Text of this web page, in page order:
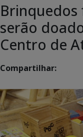
serão
Centro de
Compartilhar: